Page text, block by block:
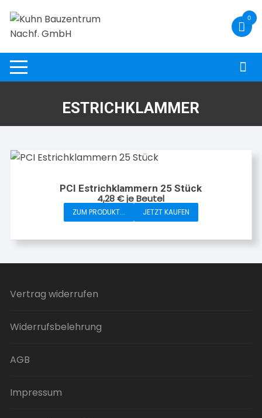
Inhalt
springen
0
ESTRICHKLAMMER
PCI Estrichklammern 25 Stück
4,28€je Beutel
ZUM PRODUKT... JETZT KAUFEN
Vertrag widerrufen
Widerrufsbelehrung
AGB
Impressum